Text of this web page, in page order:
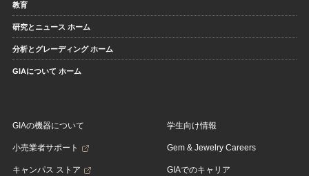
教育
研究とニュース ホーム
分析とグレーディング ホーム
GIAについて ホーム
GIAの機器について
小売業者サポート
キャンパス ストア
学生向け情報
Gem & Jewelry Careers
GIAでのキャリア